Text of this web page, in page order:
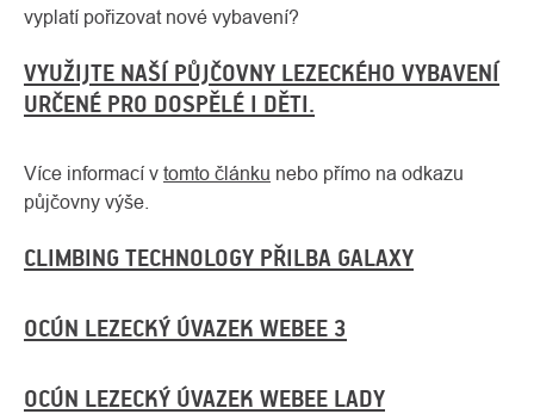
vyplatí pořizovat nové vybavení?
VYUŽIJTE NAŠÍ PŮJČOVNY LEZECKÉHO VYBAVENÍ
URČENÉ PRO DOSPĚLÉ I DĚTI.
Více informací v tomto článku nebo přímo na odkazu
půjčovny výše.
CLIMBING TECHNOLOGY PŘILBA GALAXY
OCÚN LEZECKÝ ÚVAZEK WEBEE 3
OCÚN LEZECKÝ ÚVAZEK WEBEE LADY